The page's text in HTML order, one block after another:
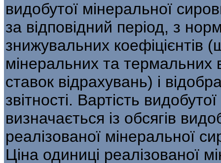
видобутої мінеральної
за відповідний період, з
знижувальних коефіцієнтів
мінеральних та термальних
ставок відрахувань) і
звітності. Вартість
визначається із обсягів
реалізованої мінеральної
Ціна одиниці реалізованої